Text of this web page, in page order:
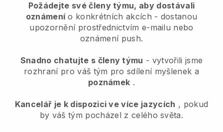
Požádejte své členy týmu, aby dostávali
oznámenío konkrétních akcích - dostanou
upozornění prostřednictvím e-mailu nebo
oznámení push.
Snadno chatujte s členy týmu - vytvořili jsme
rozhraní pro váš tým pro sdílení myšlenek a
poznámek .
Kancelář je k dispozici ve více jazycích , pokud
by váš tým pocházel z celého světa.